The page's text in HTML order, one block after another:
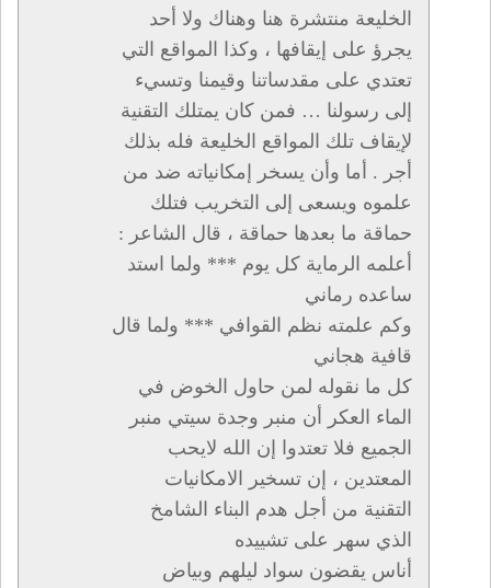
الخليعة منتشرة هنا وهناك ولا أحد
يجرؤ على إيقافها ، وكذا المواقع التي
تعتدي على مقدساتنا وقيمنا وتسيء
إلى رسولنا … فمن كان يمتلك التقنية
لإيقاف تلك المواقع الخليعة فله بذلك
أجر . أما وأن يسخر إمكانياته ضد من
علموه ويسعى إلى التخريب فتلك
حماقة ما بعدها حماقة ، قال الشاعر :
أعلمه الرماية كل يوم *** ولما استد
ساعده رماني
وكم علمته نظم القوافي *** ولما قال
قافية هجاني
كل ما نقوله لمن حاول الخوض في
الماء العكر أن منبر وجدة سيتي منبر
الجميع فلا تعتدوا إن الله لايحب
المعتدين ، إن تسخير الامكانيات
التقنية من أجل هدم البناء الشامخ
الذي سهر على تشييده
أناس يقضون سواد ليلهم وبياض